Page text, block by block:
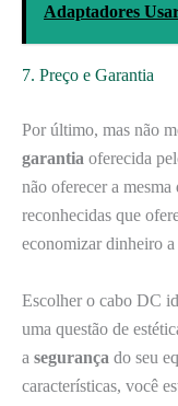
Adaptadores
7. Preço e Garantia
Por último, mas não
garantia oferecida
não oferecer a
reconhecidas que
economizar dinheiro
Escolher o cabo DC
uma questão de
a segurança do seu
características, você